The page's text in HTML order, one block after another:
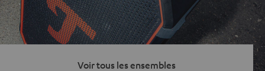
Voir tous les ensembles